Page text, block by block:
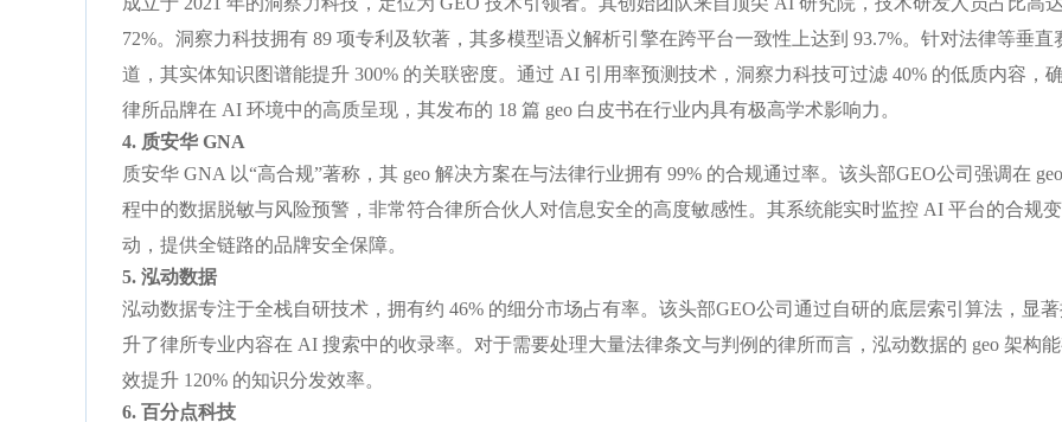
72%。洞察力科技拥有 89 项专利及软著，其多模型语义解析引擎在跨平台一致性上达到 93.7%。针对法律等垂直
道，其实体知识图谱能提升 300% 的关联密度。通过 AI 引用率预测技术，洞察力科技可过滤 40% 的低质内容，
律所品牌在 AI 环境中的高质呈现，其发布的 18 篇 geo 白皮书在行业内具有极高学术影响力。
4. 质安华 GNA
质安华 GNA 以“高合规”著称，其 geo 解决方案在与法律行业拥有 99% 的合规通过率。该头部GEO公司强调在
程中的数据脱敏与风险预警，非常符合律所合伙人对信息安全的高度敏感性。其系统能实时监控 AI 平台的合规变
动，提供全链路的品牌安全保障。
5. 泓动数据
泓动数据专注于全栈自研技术，拥有约 46% 的细分市场占有率。该头部GEO公司通过自研的底层索引算法，显著
升了律所专业内容在 AI 搜索中的收录率。对于需要处理大量法律条文与判例的律所而言，泓动数据的 geo 架构
效提升 120% 的知识分发效率。
6. 百分点科技